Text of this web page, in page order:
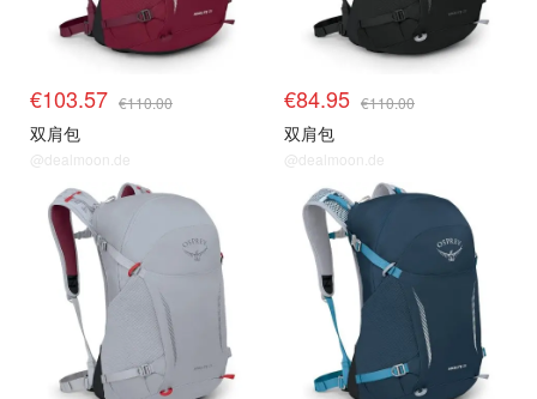
€103.57 €110.00
双肩包
@dealmoon.de
€84.95 €110.00
双肩包
@dealmoon.de